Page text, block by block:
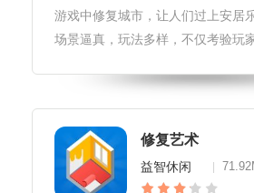
游戏中修复城市，让人们过上安居
场景逼真，玩法多样，不仅考验玩
实的物理引擎，模拟现实世界的爆
果。高清晰度的图形和动画，让玩
修复艺术
益智休闲